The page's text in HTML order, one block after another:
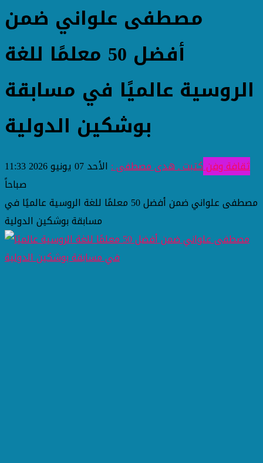
مصطفى علواني ضمن
أفضل 50 معلمًا للغة
الروسية عالميًا في مسابقة
بوشكين الدولية
ثقافة وفنكتبت ـ هدى مصطفى :
الأحد 07 يونيو 2026 11:33
صباحاً
مصطفى علواني ضمن أفضل 50 معلمًا للغة الروسية عالميًا في
مسابقة بوشكين الدولية